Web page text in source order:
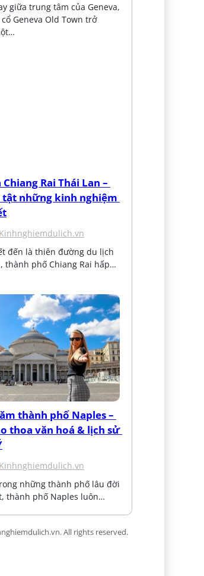
giữa trung tâm của Geneva,
Geneva Old Town trở
Rai Thái Lan –
những kinh nghiệm
Kinhnghiemdulich.vn
đến là thiên đường du lịch
thành phố Chiang Rai hấp…
thành phố Naples –
thoa văn hoá & lịch sử
Kinhnghiemdulich.vn
những thành phố lâu đời
thành phố Naples luôn…
All rights reserved.